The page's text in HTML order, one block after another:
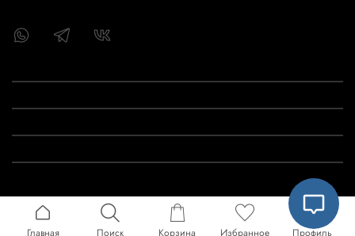
Главная Поиск Корзина Избранное Профиль